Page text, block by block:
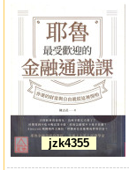
jzk4355